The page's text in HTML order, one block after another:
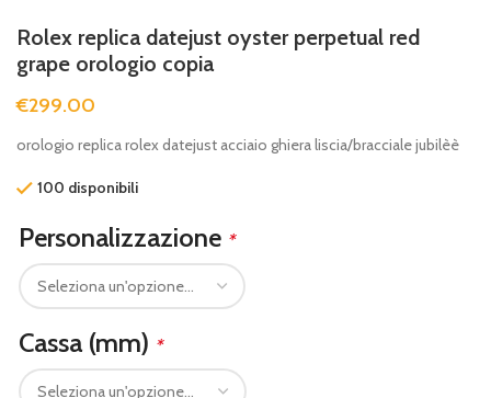
Rolex replica datejust oyster perpetual red
grape orologio copia
€299.00
orologio replica rolex datejust acciaio ghiera liscia/bracciale jubilèè
100 disponibili
Personalizzazione *
Cassa (mm) *